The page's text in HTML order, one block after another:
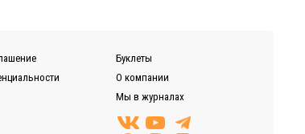
Буклеты
О компании
Мы в журналах